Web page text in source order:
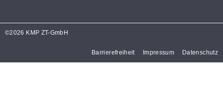
©2026 KMP ZT-GmbH
Barrierefreiheit Impressum Datenschutz